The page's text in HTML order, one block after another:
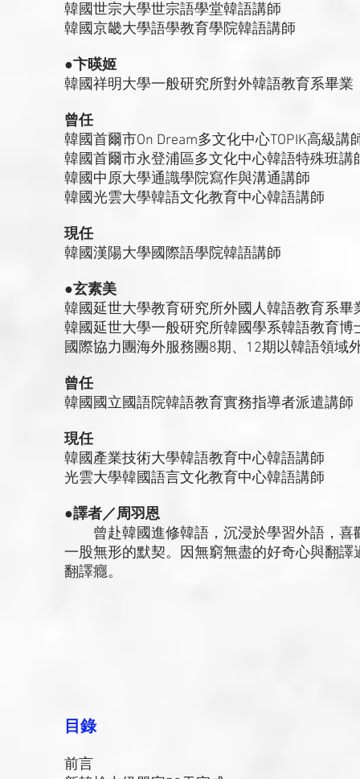
韓國世宗大學世宗語學堂韓語講師
韓國京畿大學語學教育學院韓語講師
●卞暎姬
韓國祥明大學一般研究所對外韓語教育系畢業
曾任
韓國首爾市On Dream多文化中心TOPIK高級講
韓國首爾市永登浦區多文化中心韓語特殊班講
韓國中原大學通識學院寫作與溝通講師
韓國光雲大學韓語文化教育中心韓語講師
現任
韓國漢陽大學國際語學院韓語講師
●玄素美
韓國延世大學教育研究所外國人韓語教育系畢
韓國延世大學一般研究所韓國學系韓語教育博
國際協力團海外服務團8期、12期以韓語領域
曾任
韓國國立國語院韓語教育實務指導者派遣講師
現任
韓國產業技術大學韓語教育中心韓語講師
光雲大學韓國語言文化教育中心韓語講師
●譯者／周羽恩
曾赴韓國進修韓語，沉浸於學習外語，喜
一股無形的默契。因無窮無盡的好奇心與翻
翻譯癮。
目錄
前言